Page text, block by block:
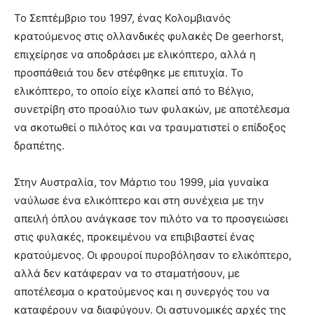
Το Σεπτέμβριο του 1997, ένας Κολομβιανός
κρατούμενος στις ολλανδικές φυλακές De geerhorst,
επιχείρησε να αποδράσει με ελικόπτερο, αλλά η
προσπάθειά του δεν στέφθηκε με επιτυχία. Το
ελικόπτερο, το οποίο είχε κλαπεί από το Βέλγιο,
συνετρίβη στο προαύλιο των φυλακών, με αποτέλεσμα
να σκοτωθεί ο πιλότος και να τραυματιστεί ο επίδοξος
δραπέτης.
Στην Αυστραλία, τον Μάρτιο του 1999, μία γυναίκα
ναύλωσε ένα ελικόπτερο και στη συνέχεια με την
απειλή όπλου ανάγκασε τον πιλότο να το προσγειώσει
στις φυλακές, προκειμένου να επιβιβαστεί ένας
κρατούμενος. Οι φρουροί πυροβόλησαν το ελικόπτερο,
αλλά δεν κατάφεραν να το σταματήσουν, με
αποτέλεσμα ο κρατούμενος και η συνεργός του να
καταφέρουν να διαφύγουν. Οι αστυνομικές αρχές της